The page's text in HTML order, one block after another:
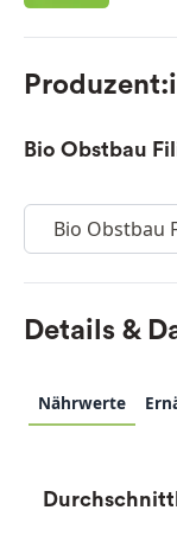
Bio Obstbau
Bio Obstbau
Details &
Nährwerte